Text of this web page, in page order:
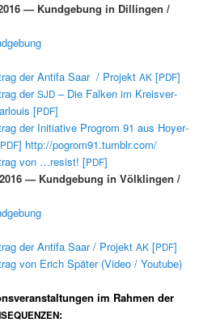
— Kundge­bung in Dillin­gen /
der Antifa Saar / Pro­jekt AK[PDF]
derSJD– Die Falken im Kreisver­
[PDF]
der Ini­tia­tive Progrom 91 aus Hoy­er­
PDF] http://pogrom91.tumblr.com/
von …resist! [PDF]
— Kundge­bung in Völk­lin­gen /
der Antifa Saar / Pro­jekt AK[PDF]
von Erich Später (Video / Youtube)
im Rahmen der
: